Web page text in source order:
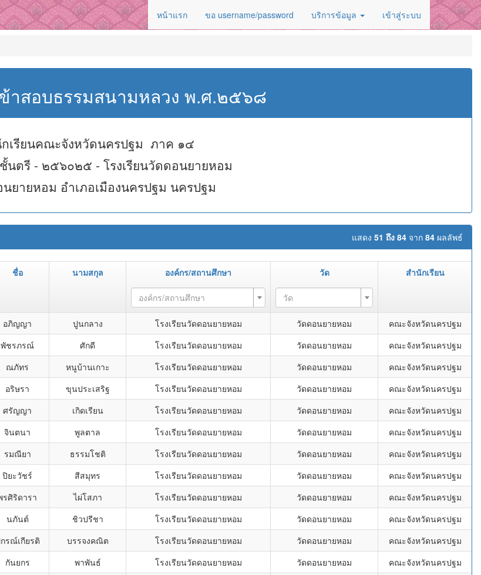
หน้าแรก ขอ username/password บริการข้อมูล เข้าสู่ระบบ
าสอบธรรมสนามหลวง พ.ศ.๒๕๖๘
เรียนคณะจังหวัดนครปฐม ภาค ๑๔
นตรี - ๒๕๖๐๒๕ - โรงเรียนวัดดอนยายหอม
ยายหอม อำเภอเมืองนครปฐม นครปฐม
แสดง 51 ถึง 84 จาก 84 ผลลัพธ์
ชื่อ นามสกุล องค์กร/สถานศึกษา วัด สำนักเรียน
องค์กร/สถานศึกษา วัด
อภิญญา ปูนกลาง โรงเรียนวัดดอนยายหอม วัดดอนยายหอม
คณะจังหวัดนครปฐม
พัชรภรณ์ ศักดี โรงเรียนวัดดอนยายหอม วัดดอนยายหอม
คณะจังหวัดนครปฐม
ณภัทร หนูบ้านเกาะ โรงเรียนวัดดอนยายหอม วัดดอนยายหอม
คณะจังหวัดนครปฐม
อริษรา ขุนประเสริฐ โรงเรียนวัดดอนยายหอม วัดดอนยายหอม
คณะจังหวัดนครปฐม
ศรัญญา เกิดเรียน โรงเรียนวัดดอนยายหอม วัดดอนยายหอม
คณะจังหวัดนครปฐม
จินตนา พูลตาล โรงเรียนวัดดอนยายหอม วัดดอนยายหอม
คณะจังหวัดนครปฐม
รมณียา ธรรมโชติ โรงเรียนวัดดอนยายหอม วัดดอนยายหอม
คณะจังหวัดนครปฐม
ปิยะวัชร์ สีสมุทร โรงเรียนวัดดอนยายหอม วัดดอนยายหอม
คณะจังหวัดนครปฐม
รศิริดารา ไผ่โสภา โรงเรียนวัดดอนยายหอม วัดดอนยายหอม
คณะจังหวัดนครปฐม
นภันต์ ชิวปรีชา โรงเรียนวัดดอนยายหอม วัดดอนยายหอม
คณะจังหวัดนครปฐม
รณ์เกียรติ บรรจงคณิต โรงเรียนวัดดอนยายหอม วัดดอนยายหอม
คณะจังหวัดนครปฐม
กันยกร พาพันธ์ โรงเรียนวัดดอนยายหอม วัดดอนยายหอม
คณะจังหวัดนครปฐม